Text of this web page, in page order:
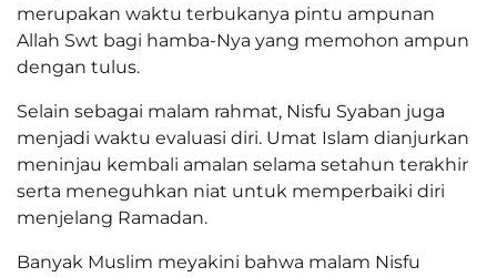
merupakan waktu terbukanya pintu ampunan
Allah Swt bagi hamba-Nya yang memohon ampun
dengan tulus.
Selain sebagai malam rahmat, Nisfu Syaban juga
menjadi waktu evaluasi diri. Umat Islam dianjurkan
meninjau kembali amalan selama setahun terakhir
serta meneguhkan niat untuk memperbaiki diri
menjelang Ramadan.
Banyak Muslim meyakini bahwa malam Nisfu